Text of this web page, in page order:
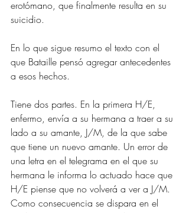
erotómano, que finalmente resulta en su
suicidio.
En lo que sigue resumo el texto con el
que Bataille pensó agregar antecedentes
a esos hechos.
Tiene dos partes. En la primera H/E,
enfermo, envía a su hermana a traer a su
lado a su amante, J/M, de la que sabe
que tiene un nuevo amante. Un error de
una letra en el telegrama en el que su
hermana le informa lo actuado hace que
H/E piense que no volverá a ver a J/M.
Como consecuencia se dispara en el